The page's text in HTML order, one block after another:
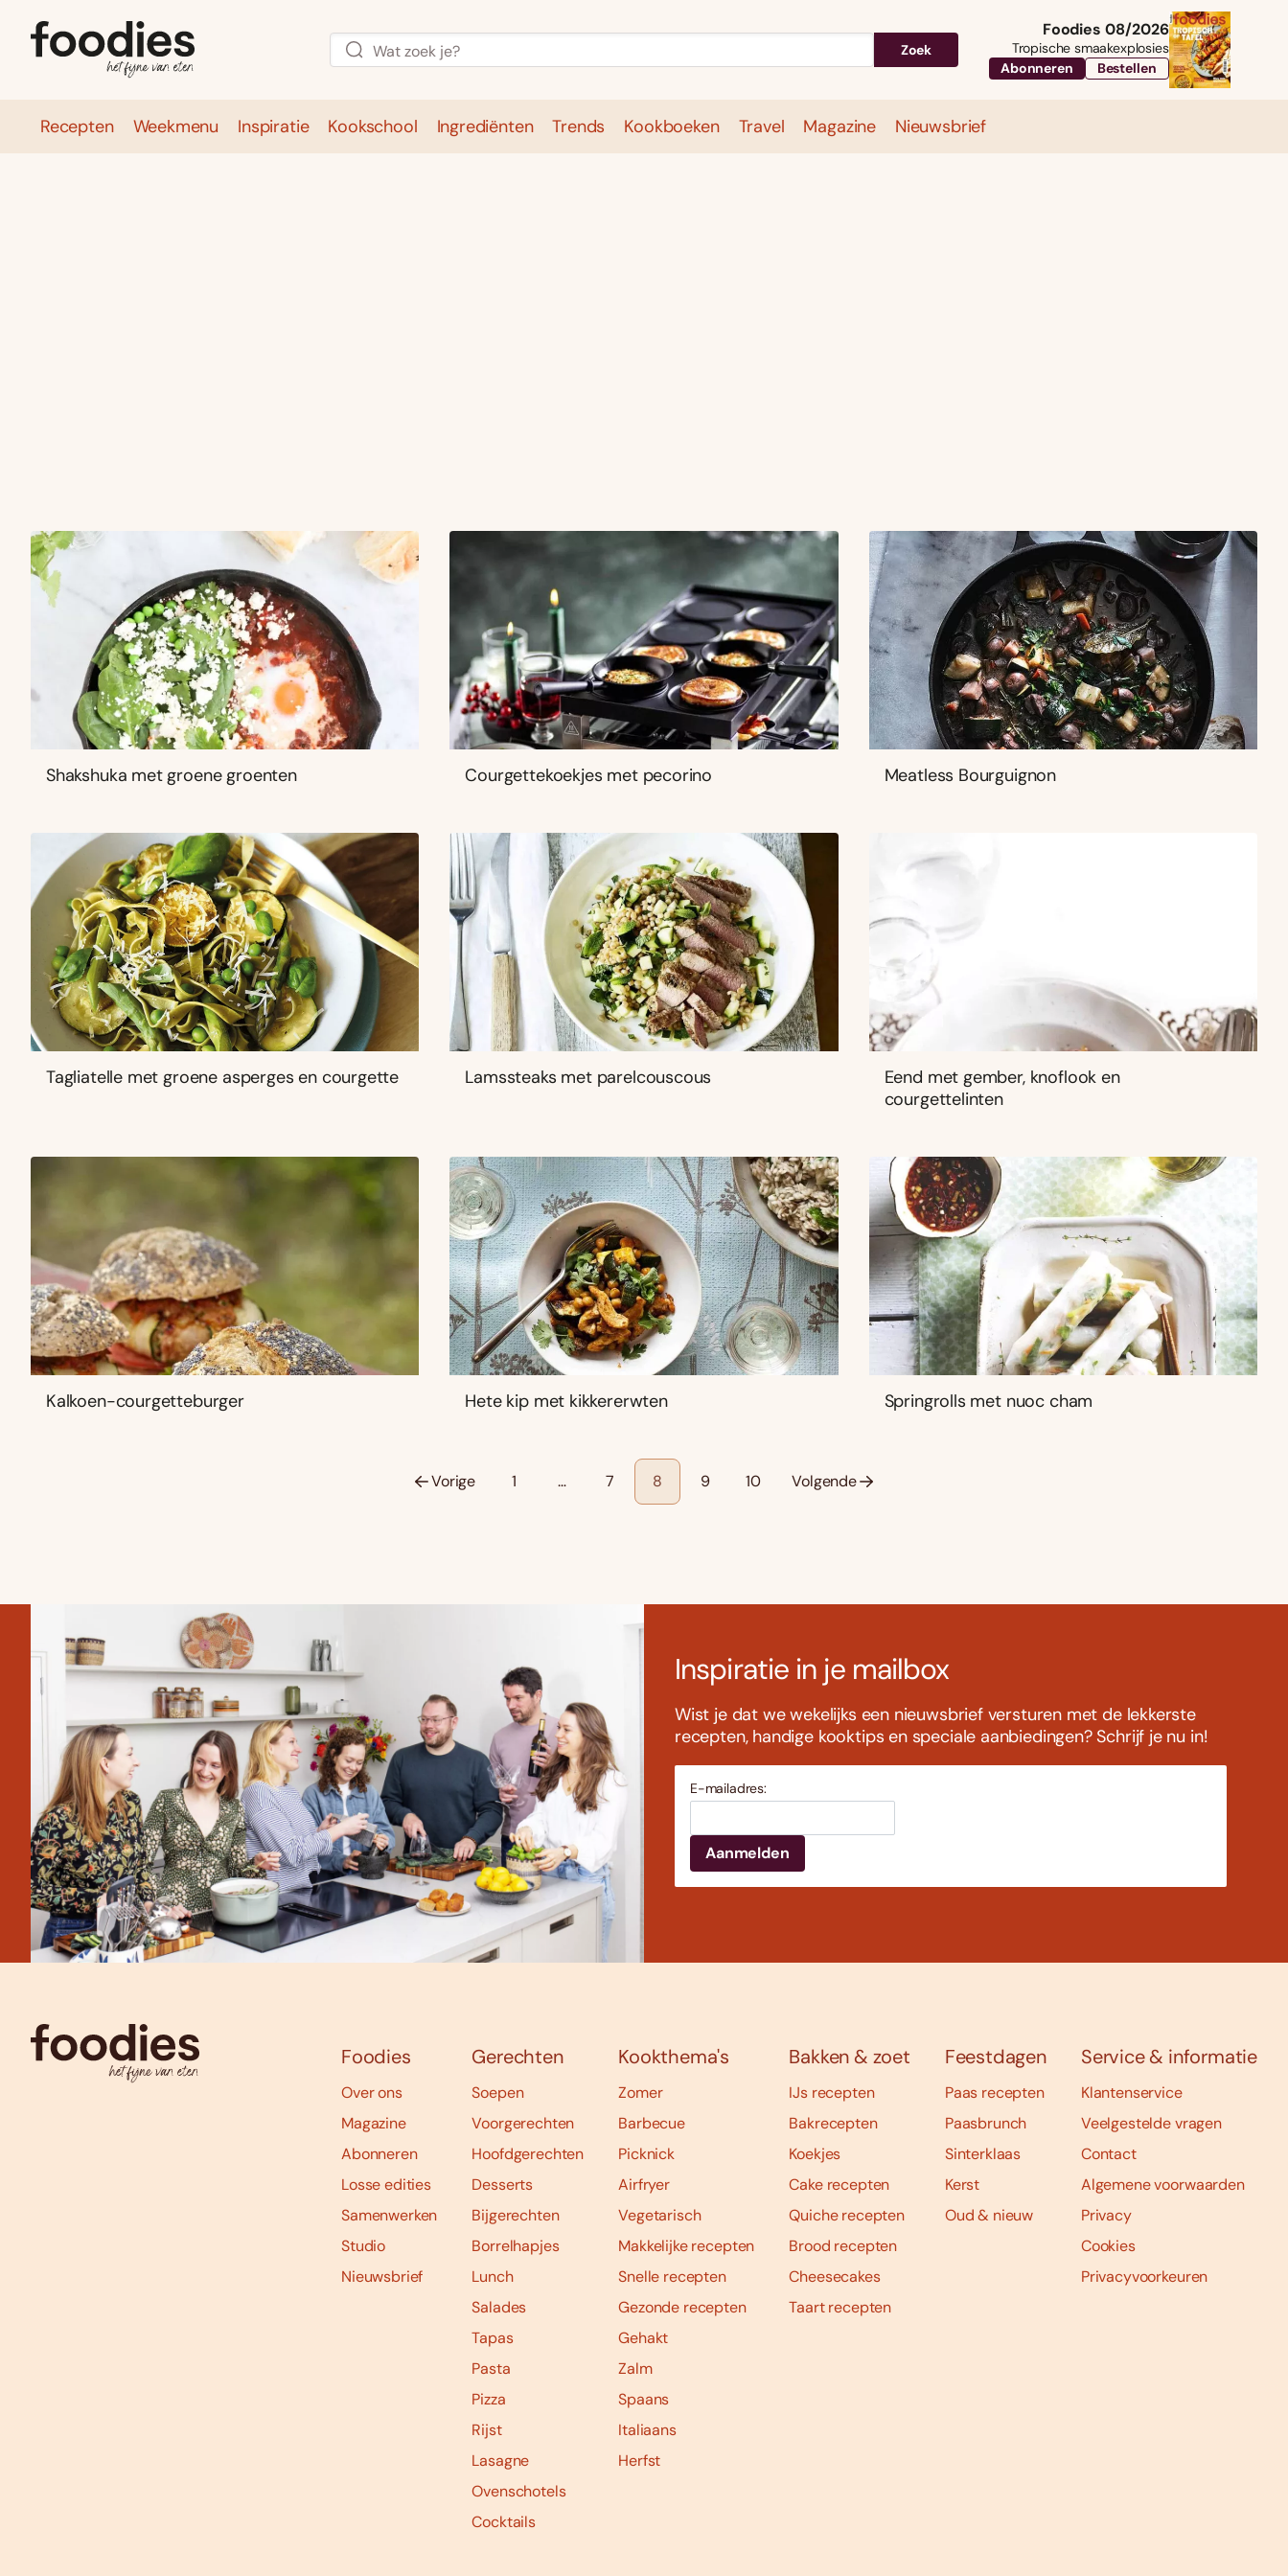
Zoek
Foodies 08/2026
Tropische smaakexplosies
Abonneren
Bestellen
Recepten Weekmenu Inspiratie Kookschool Ingrediënten Trends Kookboeken Travel Magazine Nieuwsbrief
Shakshuka met groene groenten Courgettekoekjes met pecorino Meatless Bourguignon
Tagliatelle met groene asperges en courgette Lamssteaks met parelcouscous
Eend met gember, knoflook en
courgettelinten
Kalkoen-courgetteburger Hete kip met kikkererwten Springrolls met nuoc cham
Vorige 1 … 7 8 9 10 Volgende
Inspiratie in je mailbox
Wist je dat we wekelijks een nieuwsbrief versturen met de lekkerste
recepten, handige kooktips en speciale aanbiedingen? Schrijf je nu in!
E-mailadres:
Foodies
Over ons
Magazine
Abonneren
Losse edities
Samenwerken
Studio
Nieuwsbrief
Gerechten
Soepen
Voorgerechten
Hoofdgerechten
Desserts
Bijgerechten
Borrelhapjes
Lunch
Salades
Tapas
Pasta
Pizza
Rijst
Lasagne
Ovenschotels
Cocktails
Kookthema's
Zomer
Barbecue
Picknick
Airfryer
Vegetarisch
Makkelijke recepten
Snelle recepten
Gezonde recepten
Gehakt
Zalm
Spaans
Italiaans
Herfst
Bakken & zoet
IJs recepten
Bakrecepten
Koekjes
Cake recepten
Quiche recepten
Brood recepten
Cheesecakes
Taart recepten
Feestdagen
Paas recepten
Paasbrunch
Sinterklaas
Kerst
Oud & nieuw
Service & informatie
Klantenservice
Veelgestelde vragen
Contact
Algemene voorwaarden
Privacy
Cookies
Privacyvoorkeuren